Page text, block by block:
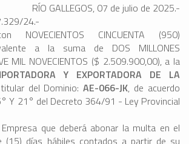
RÍO GALLEGOS, 07 de julio de 2025.-
24.-
NOVECIENTOS CINCUENTA (950)
a la suma de DOS MILLONES
MIL NOVECIENTOS ($ 2.509.900,00), a la
Y EXPORTADORA DE LA
del Dominio:AE-066-JK, de acuerdo
Y 21° del Decreto 364/91 - Ley Provincial
que deberá abonar la multa en el